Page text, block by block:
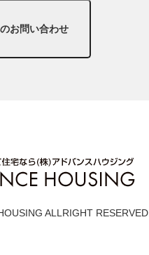
ALLRIGHT RESERVED.